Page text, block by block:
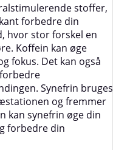
stoffer,
forbedre din
hvor stor forskel en
Koffein kan øge
fokus. Det kan også
Synefrin bruges
og fremmer
kan synefrin øge din
forbedre din